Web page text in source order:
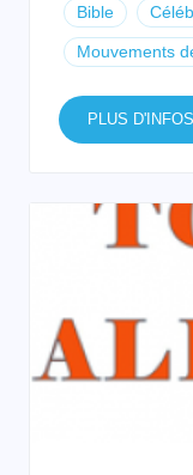
Bible
Mouvements
PLUS D'INFOS